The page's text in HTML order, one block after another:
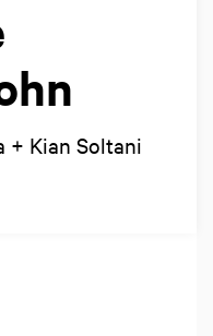
+ Kian Soltani